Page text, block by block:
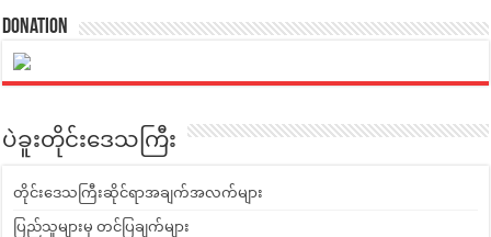
Donation
ပဲခူးတိုင်းဒေသကြီး
တိုင်းဒေသကြီးဆိုင်ရာအချက်အလက်များ
ပြည်သူများမှ တင်ပြချက်များ